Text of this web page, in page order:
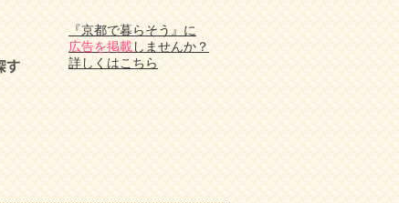
『京都で暮らそう』に
広告を掲載しませんか？
詳しくはこちら